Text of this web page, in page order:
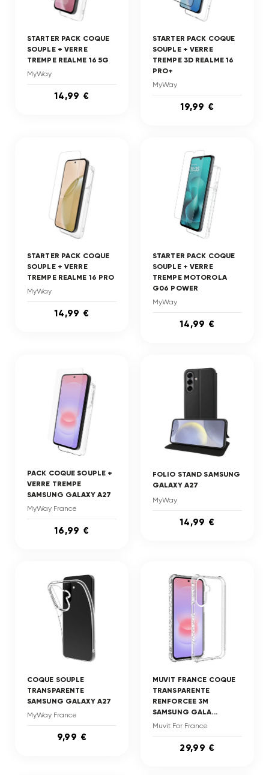
STARTER PACK COQUE
SOUPLE + VERRE
TREMPE REALME 16 5G
MyWay
14,99 €
STARTER PACK COQUE
SOUPLE + VERRE
TREMPE 3D REALME 16
PRO+
MyWay
19,99 €
STARTER PACK COQUE
SOUPLE + VERRE
TREMPE REALME 16 PRO
MyWay
14,99 €
STARTER PACK COQUE
SOUPLE + VERRE
TREMPE MOTOROLA
G06 POWER
MyWay
14,99 €
PACK COQUE SOUPLE +
VERRE TREMPE
SAMSUNG GALAXY A27
MyWay France
16,99 €
FOLIO STAND SAMSUNG
GALAXY A27
MyWay
14,99 €
COQUE SOUPLE
TRANSPARENTE
SAMSUNG GALAXY A27
MyWay France
9,99 €
MUVIT FRANCE COQUE
TRANSPARENTE
RENFORCEE 3M
SAMSUNG GALA...
Muvit For France
29,99 €